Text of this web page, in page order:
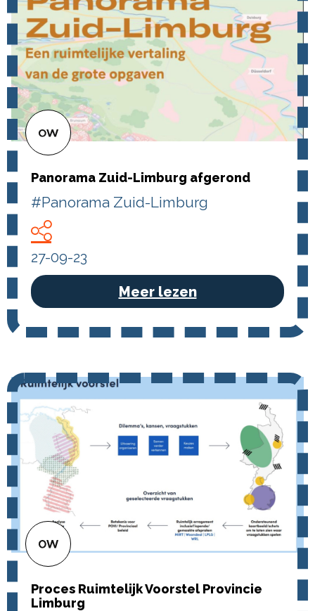
Panorama Zuid-Limburg afgerond
#Panorama Zuid-Limburg
Meer lezen
27-09-23
Proces Ruimtelijk Voorstel Provincie
Limburg